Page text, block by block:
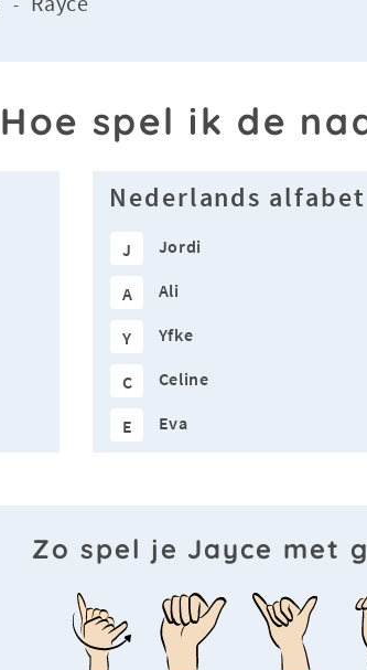
Hoe spel ik de
Nederlands alfabet
J Jordi
A Ali
Y Yfke
C Celine
E Eva
Zo spel je Jayce met